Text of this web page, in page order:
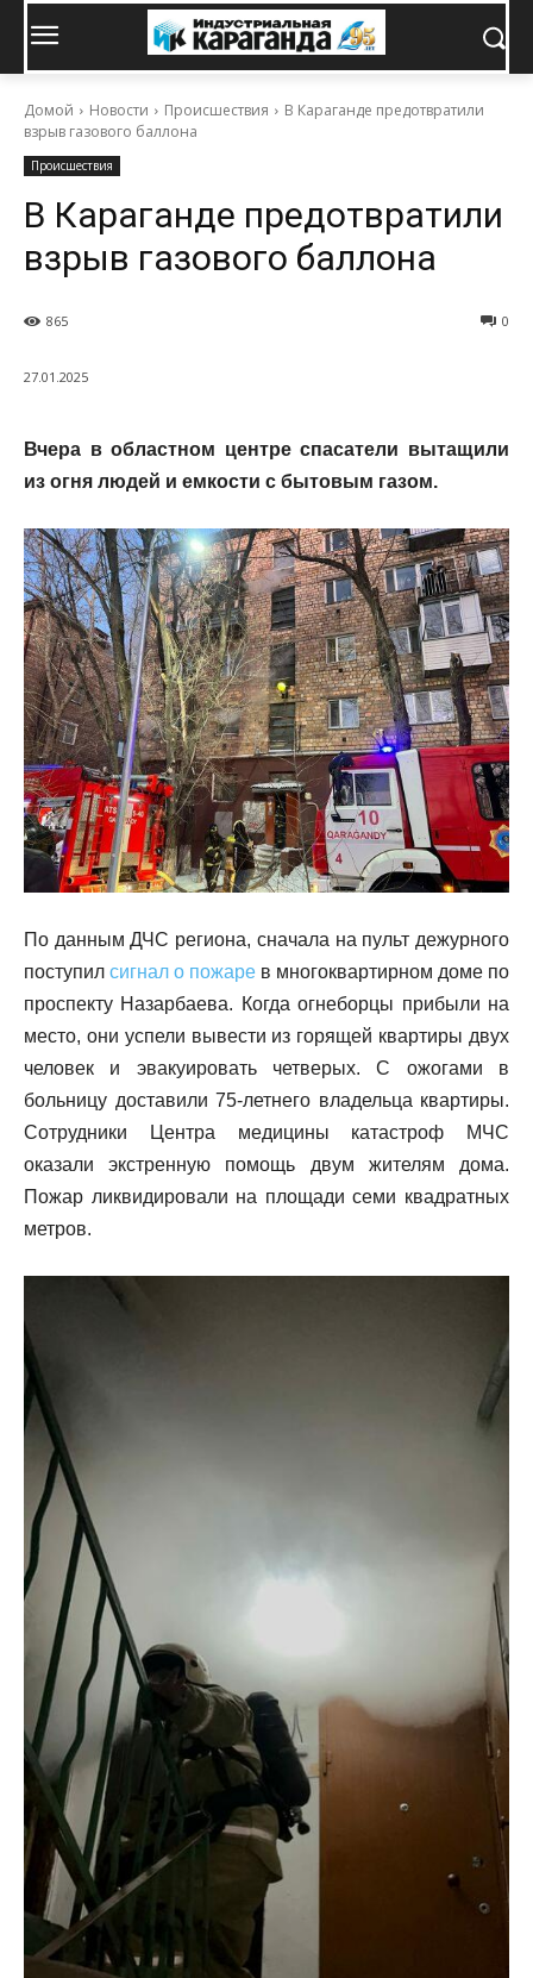
Домой Новости Происшествия
В Караганде предотвратили
взрыв газового баллона
Происшествия
В Караганде предотвратили
взрыв газового баллона
0
865
27.01.2025
Вчера в областном центре спасатели вытащили
из огня людей и емкости с бытовым газом.
По данным ДЧС региона, сначала на пульт дежурного
поступил сигнал о пожаре в многоквартирном доме по
проспекту Назарбаева. Когда огнеборцы прибыли на
место, они успели вывести из горящей квартиры двух
человек и эвакуировать четверых. С ожогами в
больницу доставили 75-летнего владельца квартиры.
Сотрудники Центра медицины катастроф МЧС
оказали экстренную помощь двум жителям дома.
Пожар ликвидировали на площади семи квадратных
метров.